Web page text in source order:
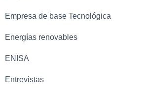
Empresa de base Tecnológica
Energías renovables
ENISA
Entrevistas